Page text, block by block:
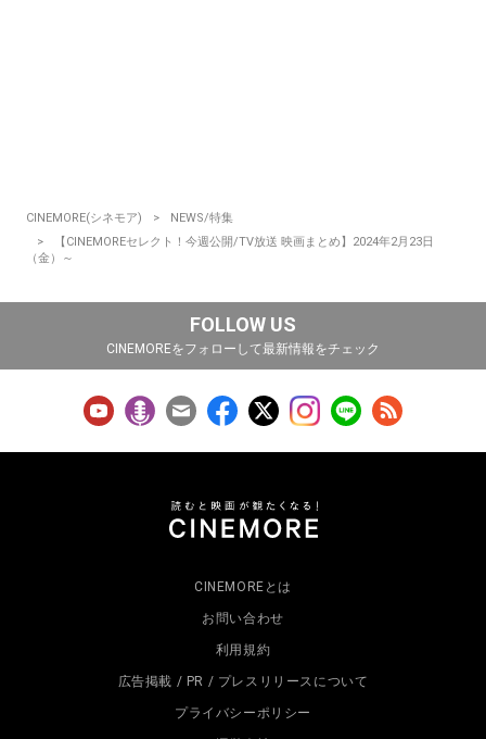
CINEMORE(シネモア)
NEWS/特集
【CINEMOREセレクト！今週公開/TV放送 映画まとめ】2024年2月23日
（金）～
FOLLOW US
CINEMOREをフォローして最新情報をチェック
CINEMOREとは
お問い合わせ
利用規約
広告掲載 / PR / プレスリリースについて
プライバシーポリシー